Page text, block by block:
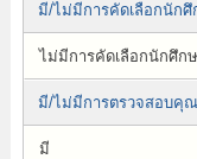
มี/ไม่มีการคัดเลือกนัก
ไม่มีการคัดเลือกนักศึก
มี/ไม่มีการตรวจสอบคุ
มี